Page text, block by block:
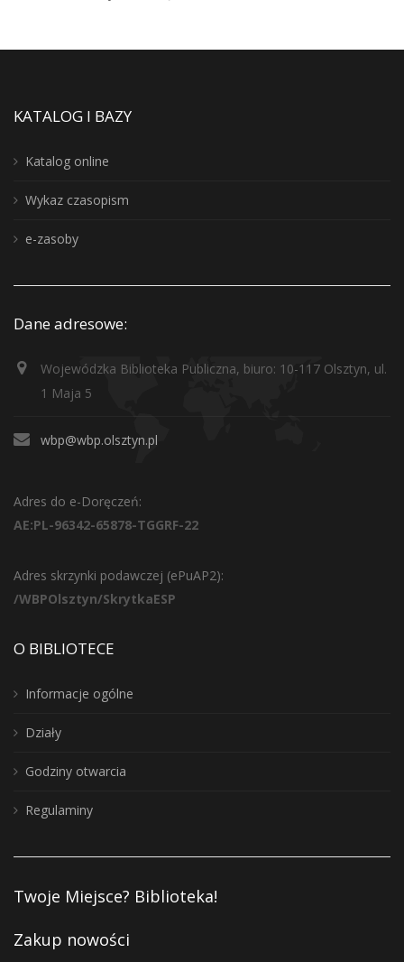
KATALOG I BAZY
Katalog online
Wykaz czasopism
e-zasoby
Dane adresowe:
Wojewódzka Biblioteka Publiczna, biuro: 10-117 Olsztyn, ul.
1 Maja 5
wbp@wbp.olsztyn.pl
Adres do e-Doręczeń:
AE:PL-96342-65878-TGGRF-22
Adres skrzynki podawczej (ePuAP2):
/WBPOlsztyn/SkrytkaESP
O BIBLIOTECE
Informacje ogólne
Działy
Godziny otwarcia
Regulaminy
Twoje Miejsce? Biblioteka!
Zakup nowości